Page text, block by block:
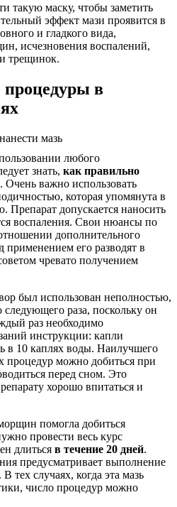
такую маску, чтобы заметить
эффект мази проявится в
и гладкого вида,
исчезновения воспалений,
трещинок.
в
любого
знать, как правильно
. Очень важно использовать
которая упомянута в
допускается наносить
воспаления. Свои нюансы по
дополнительного
применением его разводят в
чревато получением
был использован неполностью,
следующего раза, поскольку он
раз необходимо
инструкции: капли
в 10 каплях воды. Наилучшего
можно добиться при
перед сном. Это
хорошо впитаться и
помогла добиться
провести весь курс
длиться в течение 20 дней.
предусматривает выполнение
тех случаях, когда эта мазь
число процедур можно